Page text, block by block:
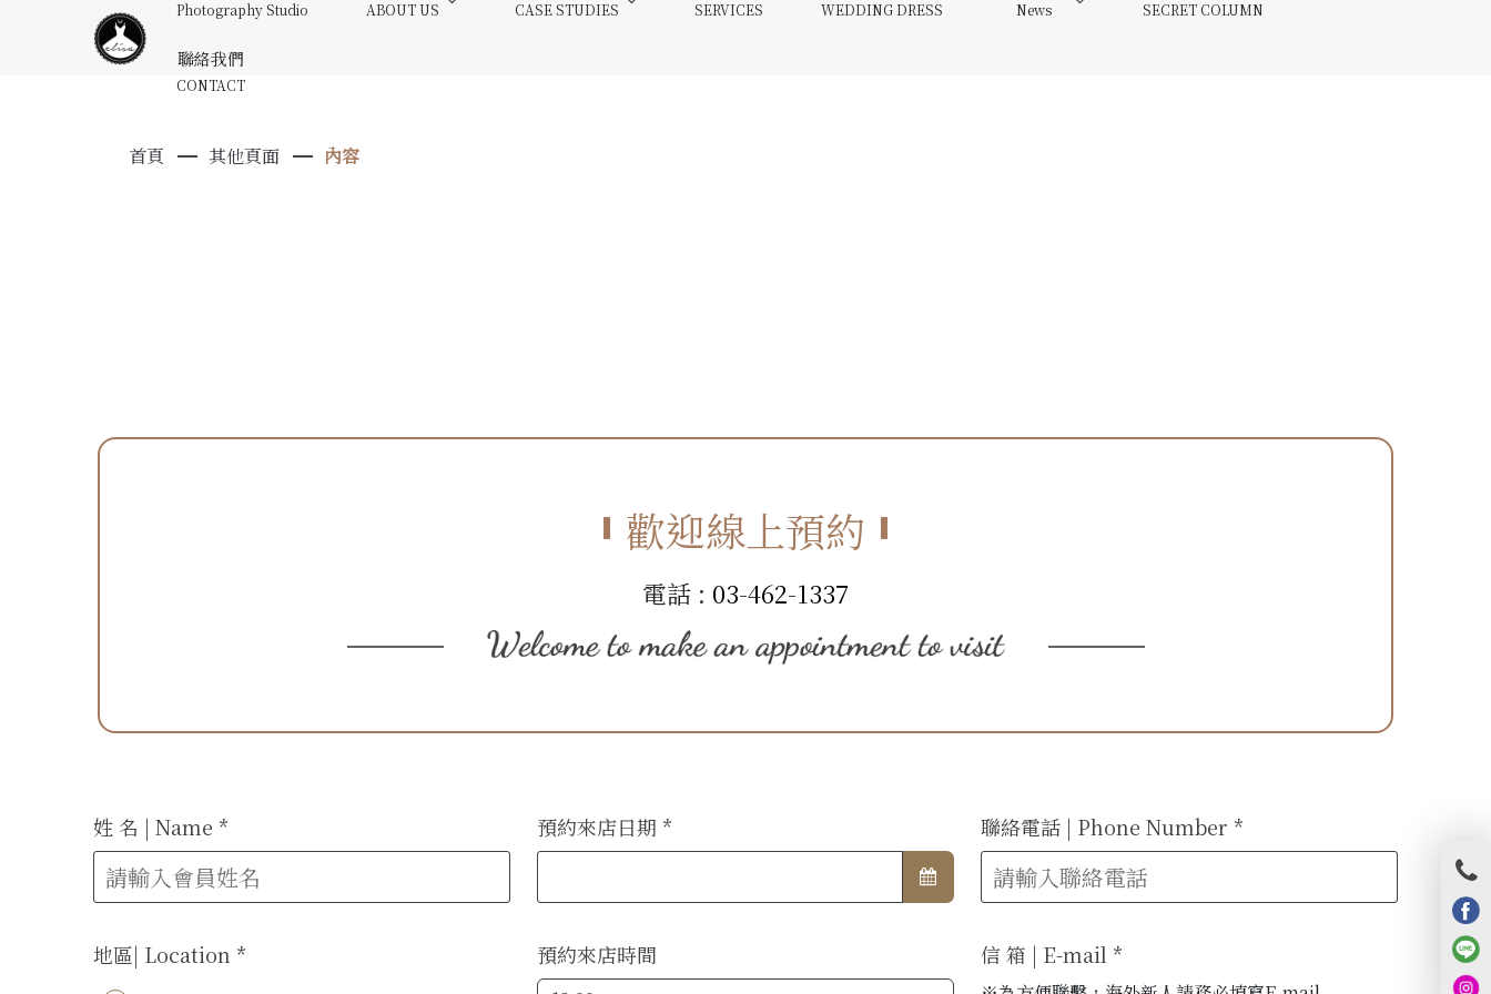
Photography Studio ABOUT US CASE STUDIES SERVICES WEDDING DRESS News SECRET COLUMN
聯絡我們
CONTACT
首頁 其他頁面 內容
歡迎線上預約
電話 : 03-462-1337
姓 名 | Name *
地區| Location *
預約來店日期 *
預約來店時間
聯絡電話 | Phone Number *
信 箱 | E-mail *